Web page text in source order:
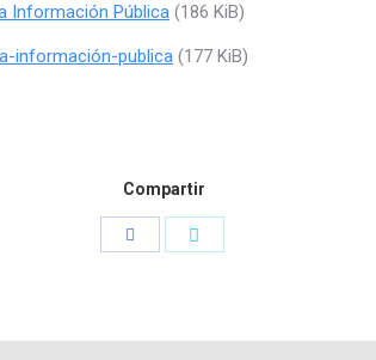
Información Pública (186 KiB)
información-publica (177 KiB)
Compartir
Compartir